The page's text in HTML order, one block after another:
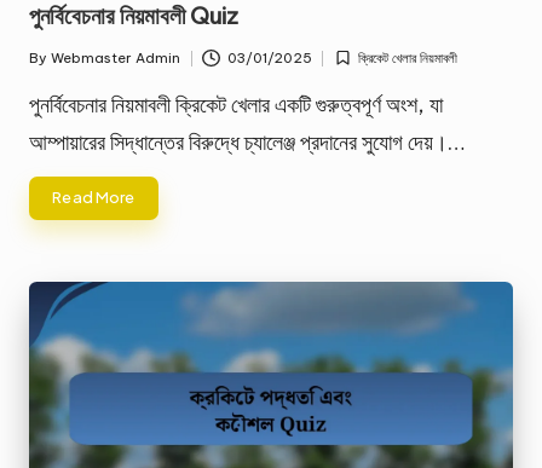
পুনর্বিবেচনার নিয়মাবলী Quiz
Posted
By Webmaster Admin 03/01/2025
Posted
ক্রিকেট খেলার নিয়মাবলী
পুনর্বিবেচনার নিয়মাবলী ক্রিকেট খেলার একটি গুরুত্বপূর্ণ অংশ, যা
আম্পায়ারের সিদ্ধান্তের বিরুদ্ধে চ্যালেঞ্জ প্রদানের সুযোগ দেয়।…
Read More